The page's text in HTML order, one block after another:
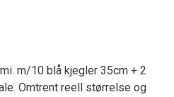
m/10 blå kjegler 35cm + 2
Omtrent reell størrelse og